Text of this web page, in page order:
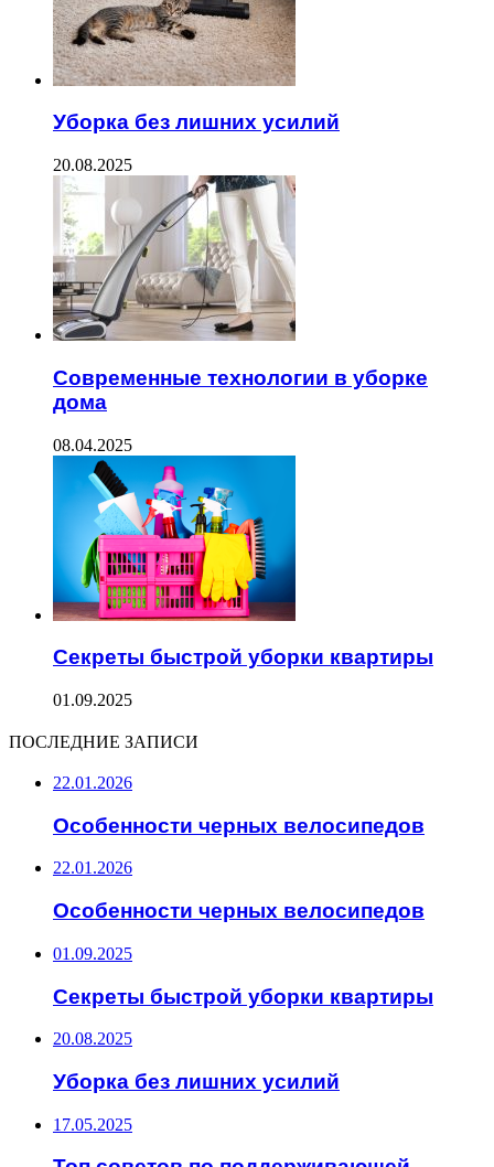
Уборка без лишних усилий
20.08.2025
Современные технологии в уборке
дома
08.04.2025
Секреты быстрой уборки квартиры
01.09.2025
ПОСЛЕДНИЕ ЗАПИСИ
22.01.2026
Особенности черных велосипедов
22.01.2026
Особенности черных велосипедов
01.09.2025
Секреты быстрой уборки квартиры
20.08.2025
Уборка без лишних усилий
17.05.2025